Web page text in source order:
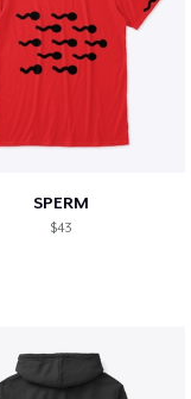
SPERM
$43